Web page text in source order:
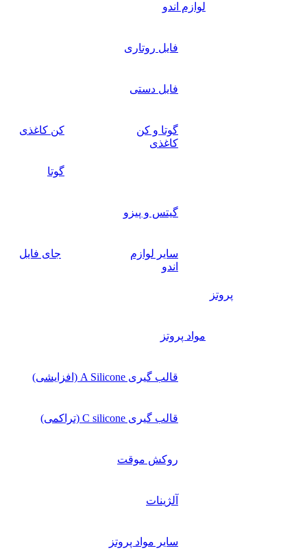
لوازم اندو
فایل روتاری
فایل دستی
گوتا و کن
کاغذی
کن کاغذی
گوتا
گیتس و پیزو
سایر لوازم
اندو
جای فایل
پروتز
مواد پروتز
قالب گیری A Silicone (افزایشی)
قالب گیری C silicone (تراکمی)
روکش موقت
آلژینات
سایر مواد پروتز